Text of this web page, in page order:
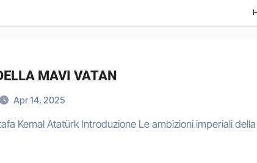
MAVI VATAN
Apr 14, 2025
Kemal Atatürk Introduzione Le ambizioni imperiali